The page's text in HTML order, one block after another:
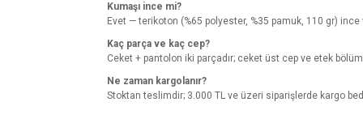
Kumaşı ince mi?
Evet — terikoton (%65 polyester, %35 pamuk, 110 gr)
Kaç parça ve kaç cep?
Ceket + pantolon iki parçadır; ceket üst cep ve etek
Ne zaman kargolanır?
Stoktan teslimdir; 3.000 TL ve üzeri siparişlerde kargo